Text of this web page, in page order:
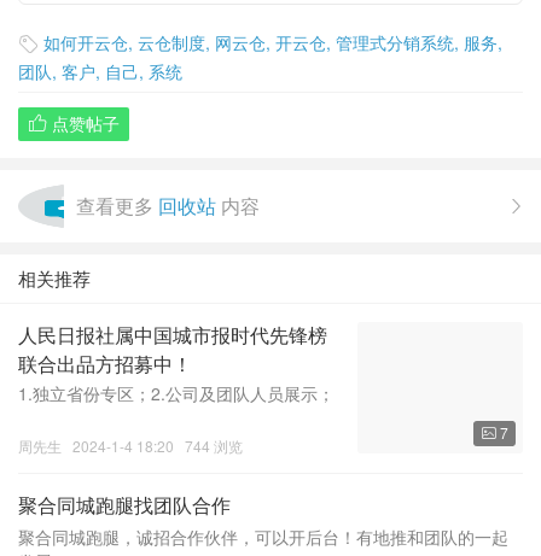
 如何开云仓, 云仓制度, 网云仓, 开云仓, 管理式分销系统, 服务,
团队, 客户, 自己, 系统
 点赞帖子
查看更多 回收站 内容 
相关推荐
 7
人民日报社属中国城市报时代先锋榜
联合出品方招募中！
1.独立省份专区；2.公司及团队人员展示；
感兴趣联系，15711415139
周先生 2024-1-4 18:20 744 浏览
聚合同城跑腿找团队合作
聚合同城跑腿，诚招合作伙伴，可以开后台！有地推和团队的一起